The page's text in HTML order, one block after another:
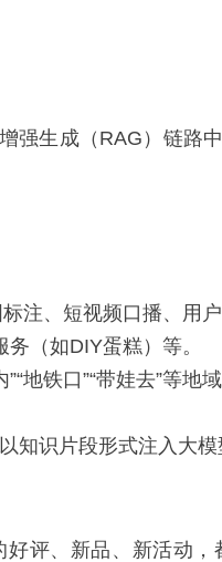
强生成（RAG）链路
注、短视频口播、用
（如DIY蛋糕）等。
地铁口”“带娃去”等
知识片段形式注入大
评、新品、新活动，